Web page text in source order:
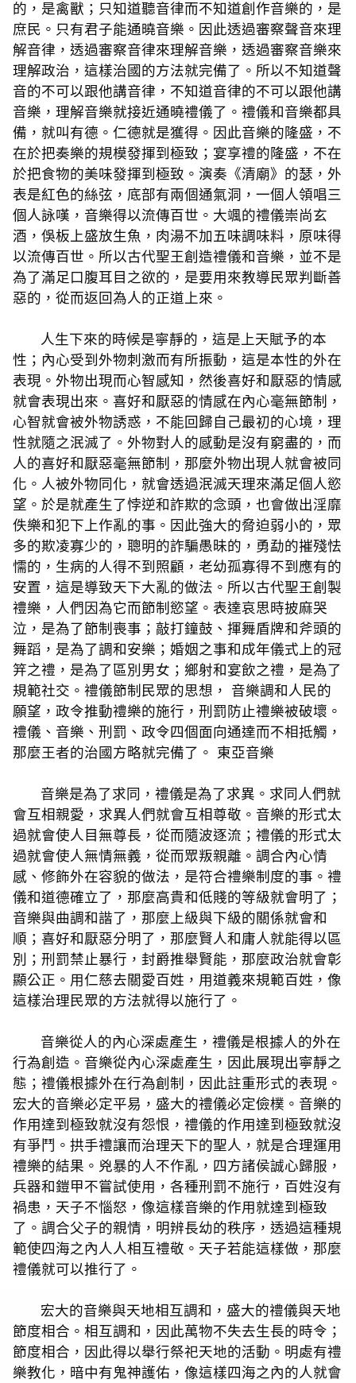
的，是禽獸；只知道聽音律而不知道創作音樂的，是
庶民。只有君子能通曉音樂。因此透過審察聲音來理
解音律，透過審察音律來理解音樂，透過審察音樂來
理解政治，這樣治國的方法就完備了。所以不知道聲
音的不可以跟他講音律，不知道音律的不可以跟他講
音樂，理解音樂就接近通曉禮儀了。禮儀和音樂都具
備，就叫有德。仁德就是獲得。因此音樂的隆盛，不
在於把奏樂的規模發揮到極致；宴享禮的隆盛，不在
於把食物的美味發揮到極致。演奏《清廟》的瑟，外
表是紅色的絲弦，底部有兩個通氣洞，一個人領唱三
個人詠嘆，音樂得以流傳百世。大颯的禮儀崇尚玄
酒，俁板上盛放生魚，肉湯不加五味調味料，原味得
以流傳百世。所以古代聖王創造禮儀和音樂，並不是
為了滿足口腹耳目之欲的，是要用來教導民眾判斷善
惡的，從而返回為人的正道上來。
人生下來的時候是寧靜的，這是上天賦予的本
性；內心受到外物刺激而有所振動，這是本性的外在
表現。外物出現而心智感知，然後喜好和厭惡的情感
就會表現出來。喜好和厭惡的情感在內心毫無節制，
心智就會被外物誘惑，不能回歸自己最初的心境，理
性就隨之泯滅了。外物對人的感動是沒有窮盡的，而
人的喜好和厭惡毫無節制，那麼外物出現人就會被同
化。人被外物同化，就會透過泯滅天理來滿足個人慾
望。於是就產生了悖逆和詐欺的念頭，也會做出淫靡
佚樂和犯下上作亂的事。因此強大的脅迫弱小的，眾
多的欺凌寡少的，聰明的詐騙愚昧的，勇勐的摧殘怯
懦的，生病的人得不到照顧，老幼孤寡得不到應有的
安置，這是導致天下大亂的做法。所以古代聖王創製
禮樂，人們因為它而節制慾望。表達哀思時披麻哭
泣，是為了節制喪事；敲打鐘鼓、揮舞盾牌和斧頭的
舞蹈，是為了調和安樂；婚姻之事和成年儀式上的冠
笄之禮，是為了區別男女；鄉射和宴飲之禮，是為了
規範社交。禮儀節制民眾的思想， 音樂調和人民的
願望，政令推動禮樂的施行，刑罰防止禮樂被破壞。
禮儀、音樂、刑罰、政令四個面向通達而不相抵觸，
那麼王者的治國方略就完備了。 東亞音樂
音樂是為了求同，禮儀是為了求異。求同人們就
會互相親愛，求異人們就會互相尊敬。音樂的形式太
過就會使人目無尊長，從而隨波逐流；禮儀的形式太
過就會使人無情無義，從而眾叛親離。調合內心情
感、修飾外在容貌的做法，是符合禮樂制度的事。禮
儀和道德確立了，那麼高貴和低賤的等級就會明了；
音樂與曲調和諧了，那麼上級與下級的關係就會和
順；喜好和厭惡分明了，那麼賢人和庸人就能得以區
別；刑罰禁止暴行，封爵推舉賢能，那麼政治就會彰
顯公正。用仁慈去關愛百姓，用道義來規範百姓，像
這樣治理民眾的方法就得以施行了。
音樂從人的內心深處產生，禮儀是根據人的外在
行為創造。音樂從內心深處產生，因此展現出寧靜之
態；禮儀根據外在行為創制，因此註重形式的表現。
宏大的音樂必定平易，盛大的禮儀必定儉樸。音樂的
作用達到極致就沒有怨恨，禮儀的作用達到極致就沒
有爭鬥。拱手禮讓而治理天下的聖人，就是合理運用
禮樂的結果。兇暴的人不作亂，四方諸侯誠心歸服，
兵器和鎧甲不嘗試使用，各種刑罰不施行，百姓沒有
禍患，天子不惱怒，像這樣音樂的作用就達到極致
了。調合父子的親情，明辨長幼的秩序，透過這種規
範使四海之內人人相互禮敬。天子若能這樣做，那麼
禮儀就可以推行了。
宏大的音樂與天地相互調和，盛大的禮儀與天地
節度相合。相互調和，因此萬物不失去生長的時令；
節度相合，因此得以舉行祭祀天地的活動。明處有禮
樂教化，暗中有鬼神護佑，像這樣四海之內的人就會